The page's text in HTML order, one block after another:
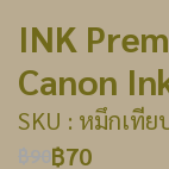
INK
Canon
SKU : หมึกเทีย
฿70